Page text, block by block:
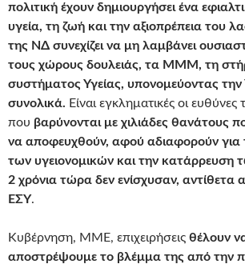
πολιτική έχουν δημιουργήσει ένα
υγεία, τη ζωή και την αξιοπρέπεια του
της ΝΔ συνεχίζει να μη λαμβάνει
τους χώρους δουλειάς, τα ΜΜΜ, τη
συστήματος Υγείας, υπονομεύοντας την
συνολικά. Είναι εγκληματικές οι
που βαρύνονται με χιλιάδες θανάτους
να αποφευχθούν, αφού αδιαφορούν για
των υγειονομικών και την κατάρρευση
2 χρόνια τώρα δεν ενίσχυσαν,
ΕΣΥ.
Κυβέρνηση, ΜΜΕ, επιχειρήσεις θέλουν
αποστρέψουμε το βλέμμα της από την